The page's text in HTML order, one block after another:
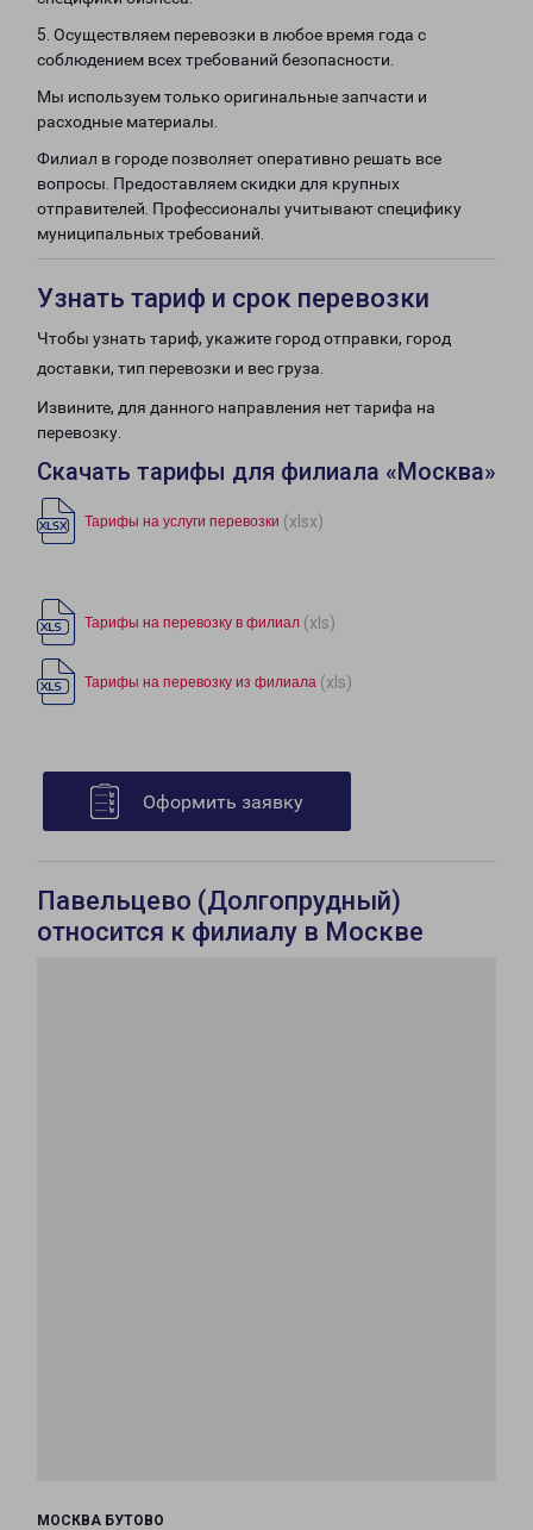
5. Осуществляем перевозки в любое время года с
соблюдением всех требований безопасности.
Мы используем только оригинальные запчасти и
расходные материалы.
Филиал в городе позволяет оперативно решать все
вопросы. Предоставляем скидки для крупных
отправителей. Профессионалы учитывают специфику
муниципальных требований.
Узнать тариф и срок перевозки
Чтобы узнать тариф, укажите город отправки, город
доставки, тип перевозки и вес груза.
Извините, для данного направления нет тарифа на
перевозку.
Скачать тарифы для филиала «Москва»
Тарифы на услуги перевозки (xlsx)
Тарифы на перевозку в филиал (xls)
Тарифы на перевозку из филиала (xls)
Оформить заявку
Павельцево (Долгопрудный)
относится к филиалу в Москве
МОСКВА БУТОВО